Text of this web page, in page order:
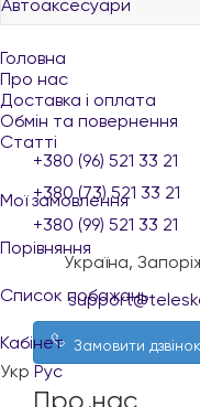
Автоаксесуари
Головна
Про нас
Доставка і оплата
Обмін та повернення
Статті
Мої замовлення
Порівняння
Список побажань
Кабінет
Укр Рус
+380 (96) 521 33 21
+380 (73) 521 33 21
+380 (99) 521 33 21
Україна,
Замовити дзвінок
Про нас